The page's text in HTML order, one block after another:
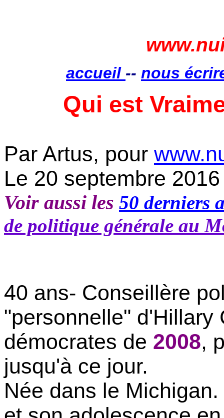
accueil -- nous
Qui est
Par Artus, pour
Le 20 septembre 2016
Voir aussi les 50 derniers
de politique générale au
40 ans- Conseillère
"personnelle" d'Hillary
démocrates de 2008,
jusqu'à ce jour.
Née dans le